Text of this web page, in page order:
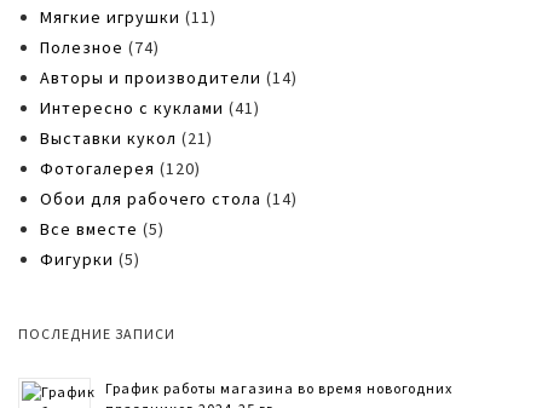
Мягкие игрушки (11)
Полезное (74)
Авторы и производители (14)
Интересно с куклами (41)
Выставки кукол (21)
Фотогалерея (120)
Обои для рабочего стола (14)
Все вместе (5)
Фигурки (5)
ПОСЛЕДНИЕ ЗАПИСИ
График работы магазина во время новогодних